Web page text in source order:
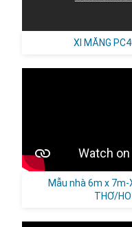
XI MĂNG
Mẫu nhà 6m x 7m-
THƠ/